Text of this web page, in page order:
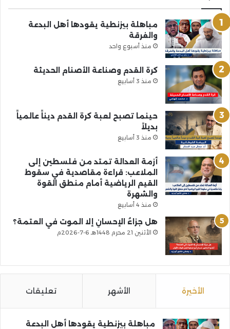
مباهلة بيزنطية يقودها أهل البدعة
والفرقة
منذ أسبوع واحد
كرة القدم وصناعة الأصنام الحديثة
منذ 3 أسابيع
حينما تصبح لعبة كرة القدم ديناً عالمياً
بديلاً
منذ 3 أسابيع
أزمة العدالة تمتد من فلسطين إلى
الملاعب: قراءة مقاصدية في سقوط
القيم الرياضية أمام منطق القوة
والشهرة
منذ 4 أسابيع
هل جزاءُ الإحسانِ إلا الموت في العتمة؟
الأثنين 21 محرم 1448هـ 6-7-2026م
الأخيرة الأشهر تعليقات
مباهلة بيزنطية يقودها أهل البدعة